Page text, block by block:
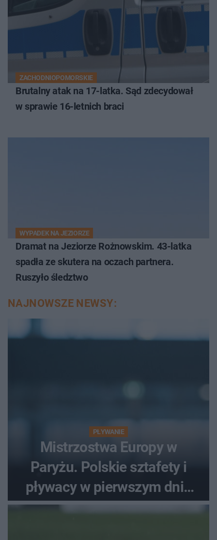
ZACHODNIOPOMORSKIE
Brutalny atak na 17-latka. Sąd zdecydował
w sprawie 16-letnich braci
WYPADEK NA JEZIORZE
Dramat na Jeziorze Rożnowskim. 43-latka
spadła ze skutera na oczach partnera.
Ruszyło śledztwo
NAJNOWSZE NEWSY:
PŁYWANIE
Mistrzostwa Europy w
Paryżu. Polskie sztafety i
pływacy w pierwszym dniu
finałów